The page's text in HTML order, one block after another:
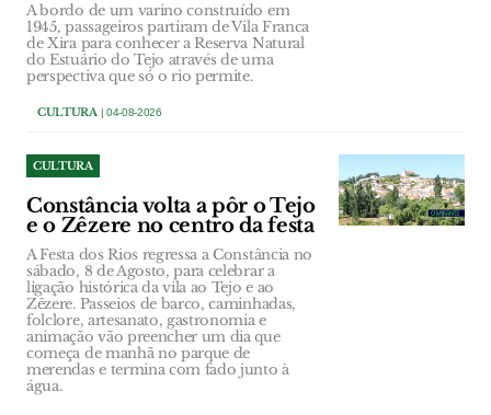
A bordo de um varino construído em
1945, passageiros partiram de Vila Franca
de Xira para conhecer a Reserva Natural
do Estuário do Tejo através de uma
perspectiva que só o rio permite.
CULTURA| 04-08-2026
CULTURA
Constância volta a pôr o Tejo
e o Zêzere no centro da festa
A Festa dos Rios regressa a Constância no
sábado, 8 de Agosto, para celebrar a
ligação histórica da vila ao Tejo e ao
Zêzere. Passeios de barco, caminhadas,
folclore, artesanato, gastronomia e
animação vão preencher um dia que
começa de manhã no parque de
merendas e termina com fado junto à
água.